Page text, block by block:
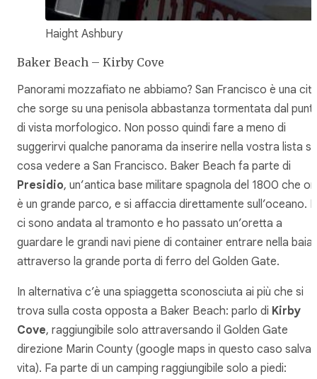
Haight Ashbury
Baker Beach – Kirby Cove
Panorami mozzafiato ne abbiamo? San Francisco è una
che sorge su una penisola abbastanza tormentata dal
di vista morfologico. Non posso quindi fare a meno di
suggerirvi qualche panorama da inserire nella vostra lista su
cosa vedere a San Francisco. Baker Beach fa parte di
Presidio, un’antica base militare spagnola del 1800 che
è un grande parco, e si affaccia direttamente sull’oceano.
ci sono andata al tramonto e ho passato un’oretta a
guardare le grandi navi piene di container entrare nella baia
attraverso la grande porta di ferro del Golden Gate.
In alternativa c’è una spiaggetta sconosciuta ai più che si
trova sulla costa opposta a Baker Beach: parlo di Kirby
Cove, raggiungibile solo attraversando il Golden Gate
direzione Marin County (google maps in questo caso salva
vita). Fa parte di un camping raggiungibile solo a piedi: